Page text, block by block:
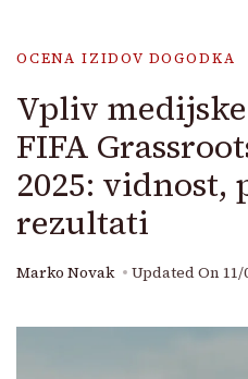
OCENA IZIDOV DOGODKA
Vpliv
FIFA
2025: vidnost,
rezultati
Marko Novak Updated On 11/